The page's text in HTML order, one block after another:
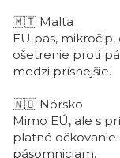
🇲🇹Malta
EU pas,
ošetrenie proti
medzi prísnejšie.
🇳🇴Nórsko
Mimo EÚ, ale s
platné očkovanie
pásomniciam.